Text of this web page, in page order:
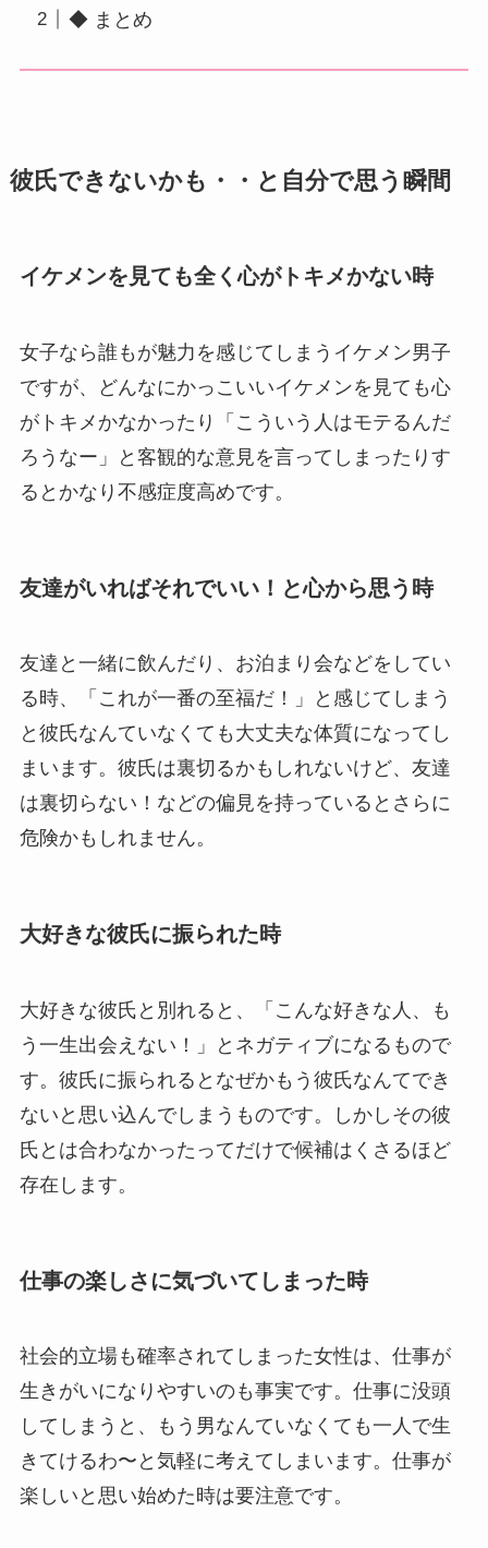
◆ まとめ
彼氏できないかも・・と自分で思う瞬間
イケメンを見ても全く心がトキメかない時
女子なら誰もが魅力を感じてしまうイケメン男子
ですが、どんなにかっこいいイケメンを見ても心
がトキメかなかったり「こういう人はモテるんだ
ろうなー」と客観的な意見を言ってしまったりす
るとかなり不感症度高めです。
友達がいればそれでいい！と心から思う時
友達と一緒に飲んだり、お泊まり会などをしてい
る時、「これが一番の至福だ！」と感じてしまう
と彼氏なんていなくても大丈夫な体質になってし
まいます。彼氏は裏切るかもしれないけど、友達
は裏切らない！などの偏見を持っているとさらに
危険かもしれません。
大好きな彼氏に振られた時
大好きな彼氏と別れると、「こんな好きな人、も
う一生出会えない！」とネガティブになるもので
す。彼氏に振られるとなぜかもう彼氏なんてでき
ないと思い込んでしまうものです。しかしその彼
氏とは合わなかったってだけで候補はくさるほど
存在します。
仕事の楽しさに気づいてしまった時
社会的立場も確率されてしまった女性は、仕事が
生きがいになりやすいのも事実です。仕事に没頭
してしまうと、もう男なんていなくても一人で生
きてけるわ〜と気軽に考えてしまいます。仕事が
楽しいと思い始めた時は要注意です。